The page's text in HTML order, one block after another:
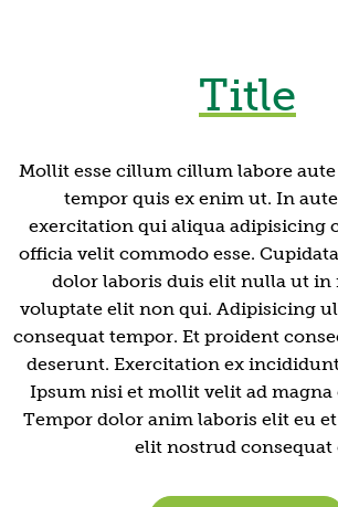
Title
Mollit esse cillum cillum labore
tempor quis ex enim ut. In
exercitation qui aliqua adipisicing
officia velit commodo esse.
dolor laboris duis elit nulla ut in
voluptate elit non qui. Adipisicing
consequat tempor. Et proident
deserunt. Exercitation ex
Ipsum nisi et mollit velit ad magna
Tempor dolor anim laboris elit eu
elit nostrud consequat